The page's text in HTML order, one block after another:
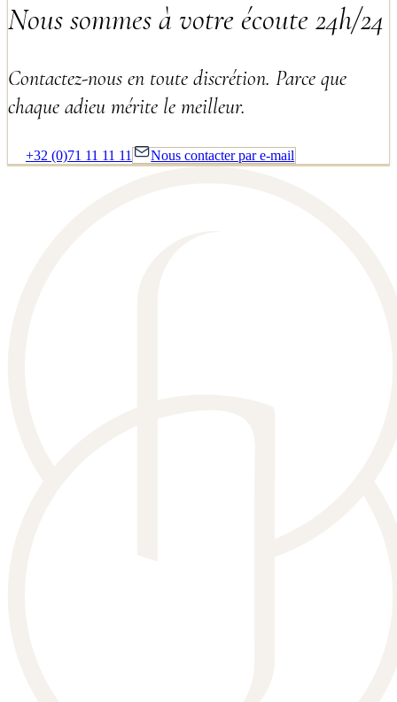
Nous sommes à votre écoute 24h/24
Contactez-nous en toute discrétion. Parce que
chaque adieu mérite le meilleur.
+32 (0)71 11 11 11 Nous contacter par e-mail